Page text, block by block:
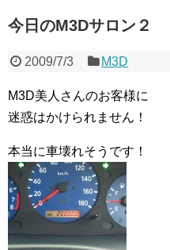
今日のM3Dサロン２
2009/7/3 M3D
M3D美人さんのお客様に
迷惑はかけられません！
本当に車壊れそうです！